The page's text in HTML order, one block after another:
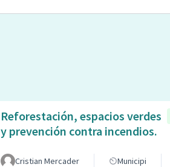
Reforestación, espacios verdes
y prevención contra incendios.
Cristian Mercader
Municipi